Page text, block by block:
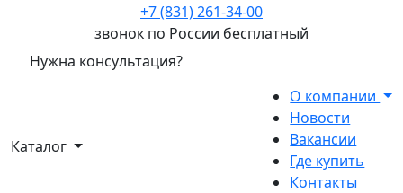
+7 (831) 261-34-00
звонок по России бесплатный
Нужна консультация?
Каталог
О компании
Новости
Вакансии
Где купить
Контакты